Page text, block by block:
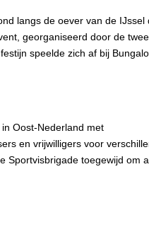
langs de oever van de IJssel
georganiseerd door de twee
speelde zich af bij
Oost-Nederland met
en vrijwilligers voor
Sportvisbrigade toegewijd om